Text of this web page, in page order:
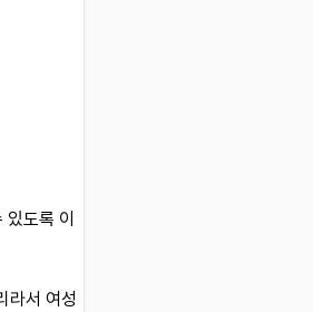
도록 이
라서 여성